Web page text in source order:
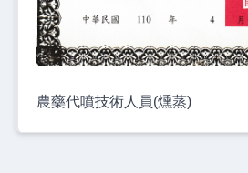
農藥代噴技術人員(燻蒸)